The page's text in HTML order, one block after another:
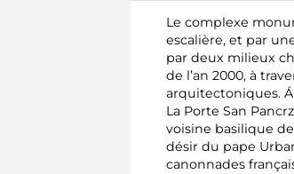
Le complexe
escalière, et par
par deux milieux
de l’an 2000, à
arquitectoniques.
La Porte San
voisine basilique
désir du pape
canonnades